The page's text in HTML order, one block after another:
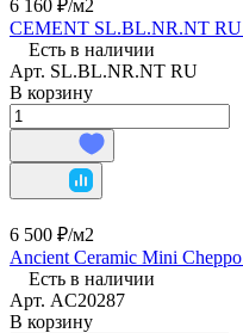
6 160 ₽/м2
CEMENT SL.BL.NR.NT RU
Есть в наличии
Арт. SL.BL.NR.NT RU
В корзину
6 500 ₽/м2
Ancient Ceramic Mini
Есть в наличии
Арт. AC20287
В корзину